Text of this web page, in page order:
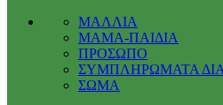
ΜΑΛΛΙΑ
ΜΑΜΑ-ΠΑΙΔΙΑ
ΠΡΟΣΩΠΟ
ΣΥΜΠΛΗΡΩΜΑΤΑ
ΣΩΜΑ